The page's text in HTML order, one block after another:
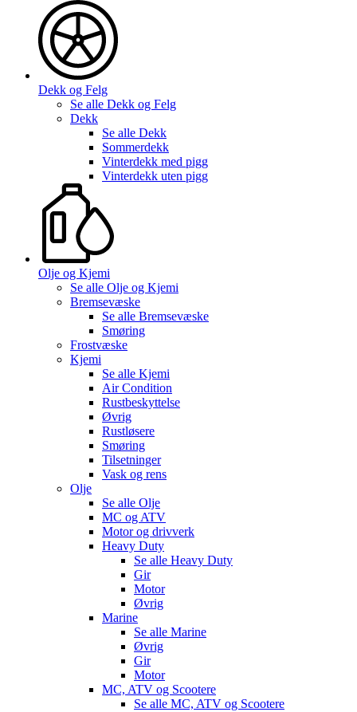
Dekk og Felg
Se alle Dekk og Felg
Dekk
Se alle Dekk
Sommerdekk
Vinterdekk med pigg
Vinterdekk uten pigg
Olje og Kjemi
Se alle Olje og Kjemi
Bremsevæske
Se alle Bremsevæske
Smøring
Frostvæske
Kjemi
Se alle Kjemi
Air Condition
Rustbeskyttelse
Øvrig
Rustløsere
Smøring
Tilsetninger
Vask og rens
Olje
Se alle Olje
MC og ATV
Motor og drivverk
Heavy Duty
Se alle Heavy Duty
Gir
Motor
Øvrig
Marine
Se alle Marine
Øvrig
Gir
Motor
MC, ATV og Scootere
Se alle MC, ATV og Scootere